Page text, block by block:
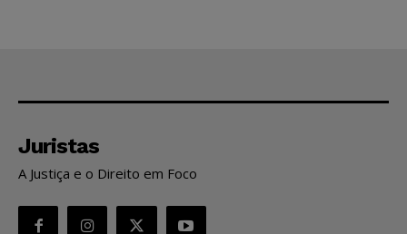
Juristas
A Justiça e o Direito em Foco